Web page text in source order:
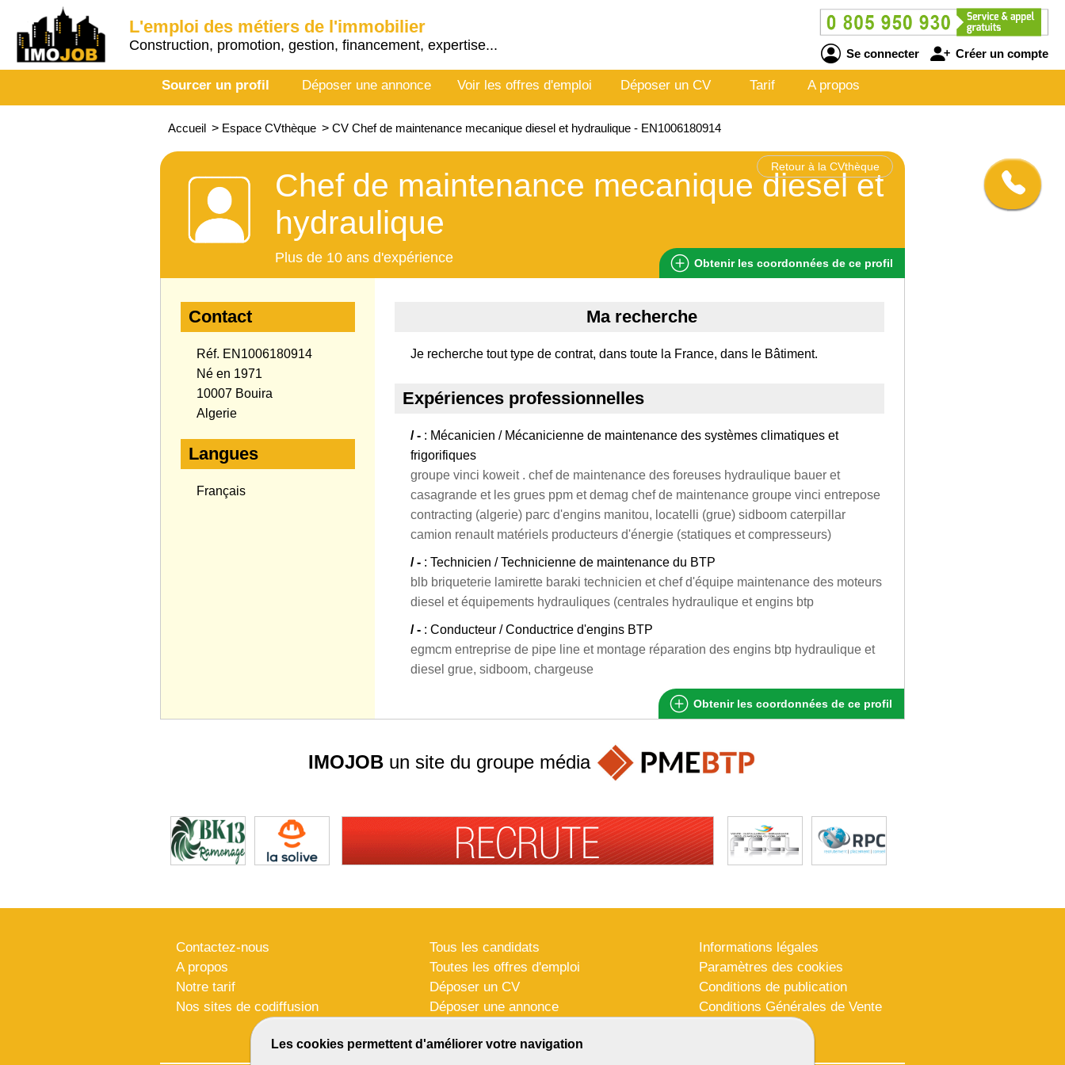
L'emploi des métiers de l'immobilier
Construction, promotion, gestion, financement, expertise...
Se connecter Créer un compte
Sourcer un profil Déposer une annonce Voir les offres d'emploi Déposer un CV Tarif A propos
Accueil > Espace CVthèque > CV Chef de maintenance mecanique diesel et hydraulique - EN1006180914
Retour à la CVthèque
Chef de maintenance mecanique diesel et
hydraulique
Plus de 10 ans d'expérience Obtenir les coordonnées de ce profil
Contact
Réf. EN1006180914
Né en 1971
10007 Bouira
Algerie
Langues
Français
Ma recherche
Je recherche tout type de contrat, dans toute la France, dans le Bâtiment.
Expériences professionnelles
/ - : Mécanicien / Mécanicienne de maintenance des systèmes climatiques et
frigorifiques
groupe vinci koweit . chef de maintenance des foreuses hydraulique bauer et
casagrande et les grues ppm et demag chef de maintenance groupe vinci entrepose
contracting (algerie) parc d'engins manitou, locatelli (grue) sidboom caterpillar
camion renault matériels producteurs d'énergie (statiques et compresseurs)
/ - : Technicien / Technicienne de maintenance du BTP
blb briqueterie lamirette baraki technicien et chef d'équipe maintenance des moteurs
diesel et équipements hydrauliques (centrales hydraulique et engins btp
/ - : Conducteur / Conductrice d'engins BTP
egmcm entreprise de pipe line et montage réparation des engins btp hydraulique et
diesel grue, sidboom, chargeuse
Obtenir les coordonnées de ce profil
Les cookies permettent d'améliorer votre navigation
IMOJOB un site du groupe média
Contactez-nous
A propos
Notre tarif
Nos sites de codiffusion
Tous les candidats
Toutes les offres d'emploi
Déposer un CV
Déposer une annonce
Informations légales
Paramètres des cookies
Conditions de publication
Conditions Générales de Vente